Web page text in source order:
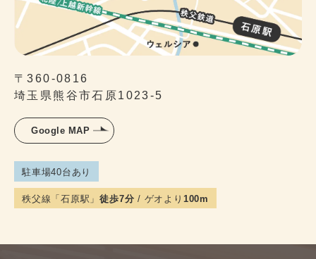
〒360-0816
埼玉県熊谷市石原1023-5
Google MAP
駐車場40台あり
秩父線「石原駅」徒歩7分 / ゲオより 100m